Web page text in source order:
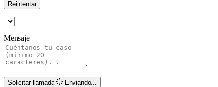
Reintentar
Mensaje
Solicitar llamada Enviando...